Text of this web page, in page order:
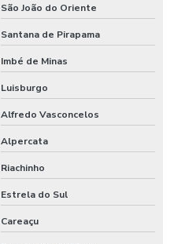
São João do Oriente
Santana de Pirapama
Imbé de Minas
Luisburgo
Alfredo Vasconcelos
Alpercata
Riachinho
Estrela do Sul
Careaçu